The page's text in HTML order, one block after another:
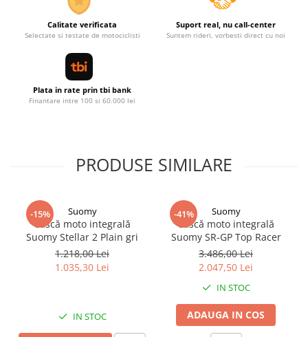
Calitate verificata
Selectate si testate de motociclisti
Suport real, nu call-center
Suntem rideri, vorbesti direct cu noi
Plata in rate prin tbi bank
Finantare intre 100 si 60.000 lei
PRODUSE SIMILARE
-15% Suomy
Cască moto integrală
Suomy Stellar 2 Plain gri
1.218,00 Lei
1.035,30 Lei
IN STOC
-41% Suomy
Cască moto integrală
Suomy SR-GP Top Racer
3.486,00 Lei
2.047,50 Lei
IN STOC
ADAUGA IN COS